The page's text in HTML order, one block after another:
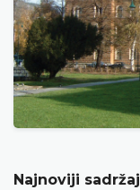
Najnoviji sadržaj